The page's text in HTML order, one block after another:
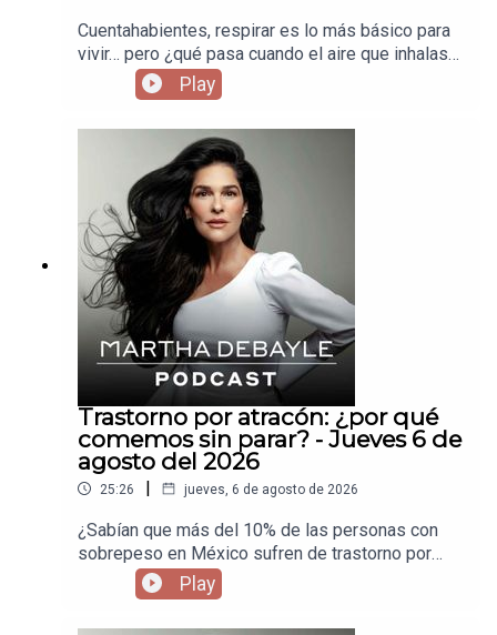
Cuentahabientes, respirar es lo más básico para
vivir… pero ¿qué pasa cuando el aire que inhalas
te está enfermando sin que te des cuenta? Hoy
vamos a hablar de cómo la contaminación está
pulmones hasta el cerebro— y por qué esto no es
solo un tema ambiental, es un tema de salud
urgente.
Play
Trastorno por atracón: ¿por qué
comemos sin parar? - Jueves 6 de
agosto del 2026
25:26 | jueves, 6 de agosto de 2026
¿Sabían que más del 10% de las personas con
sobrepeso en México sufren de trastorno por
atracón? Invité a Armando Barriguete para que
nos explique por qué comemos sin parar y cuáles
son las consecuencias de este trastorno.
Play